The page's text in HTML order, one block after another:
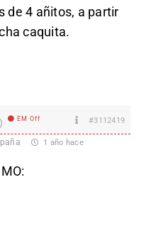
de 4 añitos, a partir
caquita.
EM Off #3112419
1 año hace